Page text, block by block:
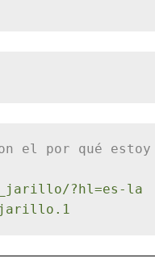
el por qué
?hl=es-la